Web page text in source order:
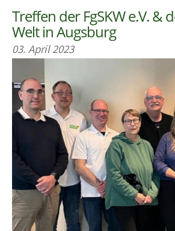
Treffen der FgSKW e.V. &
Welt in Augsburg
03. April 2023